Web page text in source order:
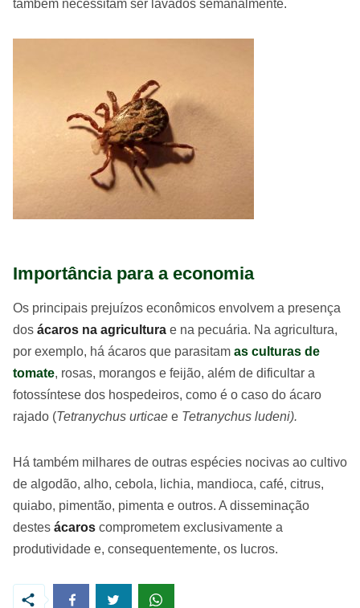
também necessitam ser lavados semanalmente.
Importância para a economia
Os principais prejuízos econômicos envolvem a presença
dos ácaros na agricultura e na pecuária. Na agricultura,
por exemplo, há ácaros que parasitam as culturas de
tomate, rosas, morangos e feijão, além de dificultar a
fotossíntese dos hospedeiros, como é o caso do ácaro
rajado (Tetranychus urticae e Tetranychus ludeni).
Há também milhares de outras espécies nocivas ao cultivo
de algodão, alho, cebola, lichia, mandioca, café, citrus,
quiabo, pimentão, pimenta e outros. A disseminação
destes ácaros comprometem exclusivamente a
produtividade e, consequentemente, os lucros.